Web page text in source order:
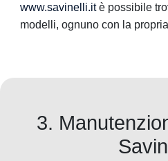
www.savinelli.itè possibile
modelli, ognuno con la
3.